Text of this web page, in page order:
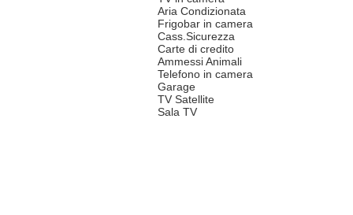
Aria Condizionata
Frigobar in camera
Cass.Sicurezza
Carte di credito
Ammessi Animali
Telefono in camera
Garage
TV Satellite
Sala TV